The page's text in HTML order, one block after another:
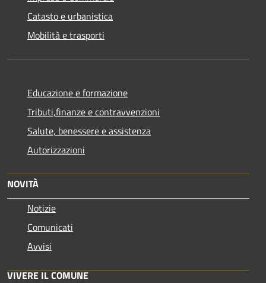
Catasto e urbanistica
Mobilità e trasporti
Educazione e formazione
Tributi,finanze e contravvenzioni
Salute, benessere e assistenza
Autorizzazioni
NOVITÀ
Notizie
Comunicati
Avvisi
VIVERE IL COMUNE